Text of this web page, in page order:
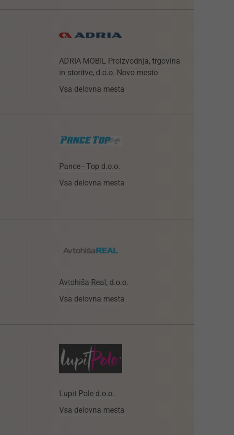
ADRIA MOBIL Proizvodnja, trgovina
in storitve, d.o.o. Novo mesto
Vsa delovna mesta
Pance - Top d.o.o.
Vsa delovna mesta
Avtohiša Real, d.o.o.
Vsa delovna mesta
Lupit Pole d.o.o.
Vsa delovna mesta